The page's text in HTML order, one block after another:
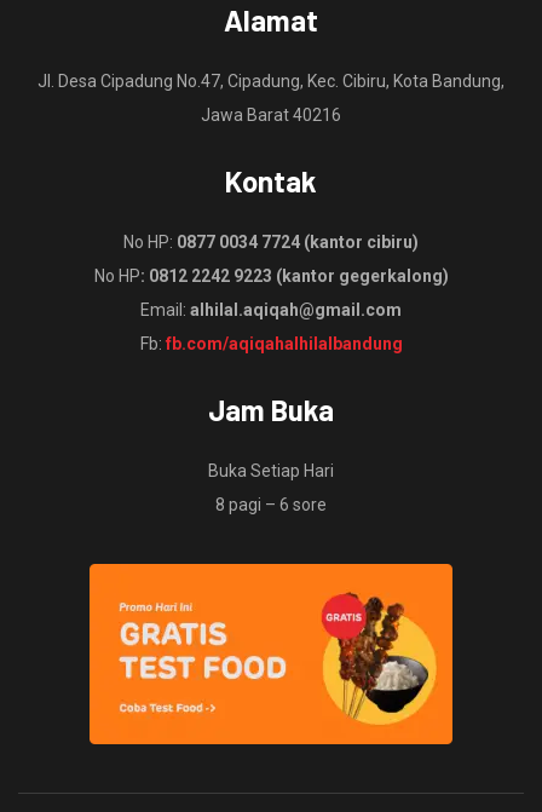
Alamat
Jl. Desa Cipadung No.47, Cipadung, Kec. Cibiru, Kota Bandung,
Jawa Barat 40216
Kontak
No HP: 0877 0034 7724 (kantor cibiru)
No HP: 0812 2242 9223 (kantor gegerkalong)
Email: alhilal.aqiqah@gmail.com
Fb: fb.com/aqiqahalhilalbandung
Jam Buka
Buka Setiap Hari
8 pagi – 6 sore